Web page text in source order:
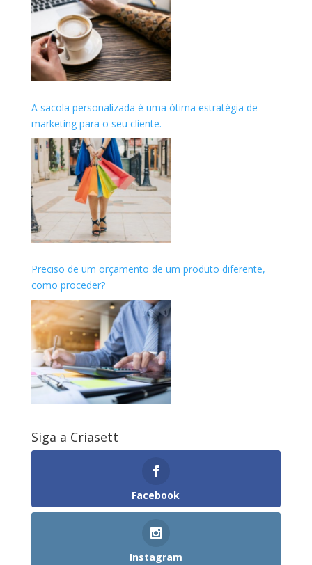
A sacola personalizada é uma ótima estratégia de
marketing para o seu cliente.
Preciso de um orçamento de um produto diferente,
como proceder?
Siga a Criasett
Facebook
Instagram